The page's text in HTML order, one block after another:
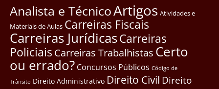
Analista e TécnicoArtigos Atividades e
Materiais de Aulas Carreiras Fiscais
Carreiras JurídicasCarreiras
Policiais Carreiras Trabalhistas Certo
ou errado? Concursos Públicos Côdigo de
Trânsito Direito Administrativo Direito Civil Direito